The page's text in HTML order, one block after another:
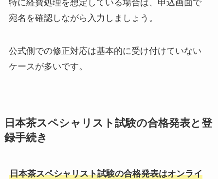
特に経費処理を想定している場合は、申込画面で
宛名を確認しながら入力しましょう。
公式側での修正対応は基本的に受け付けていない
ケースが多いです。
日本茶スペシャリスト試験の合格発表と登
録手続き
日本茶スペシャリスト試験の合格発表はオンライ